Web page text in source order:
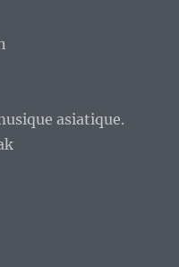
asiatique.